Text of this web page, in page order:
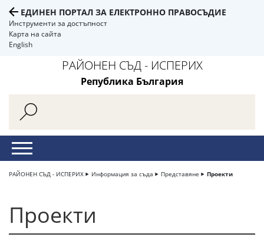
ЕДИНЕН ПОРТАЛ ЗА ЕЛЕКТРОННО ПРАВОСЪДИЕ
Инструменти за достъпност
Карта на сайта
English
РАЙОНЕН СЪД - ИСПЕРИХ
Република България
РАЙОНЕН СЪД - ИСПЕРИХ Информация за съда Представяне Проекти
Проекти